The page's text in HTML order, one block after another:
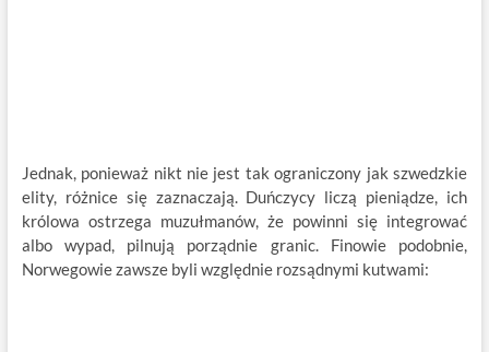
Jednak, ponieważ nikt nie jest tak ograniczony jak szwedzkie
elity, różnice się zaznaczają. Duńczycy liczą pieniądze, ich
królowa ostrzega muzułmanów, że powinni się integrować
albo wypad, pilnują porządnie granic. Finowie podobnie,
Norwegowie zawsze byli względnie rozsądnymi kutwami: